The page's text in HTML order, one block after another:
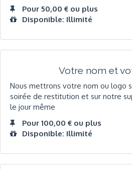
Pour 50,00 € ou plus
Disponible: Illimité
Votre nom et
Nous mettrons votre nom ou logo
soirée de restitution et sur notre
le jour même
Pour 100,00 € ou plus
Disponible: Illimité